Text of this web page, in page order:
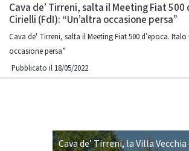
Cava de’ Tirreni, salta il Meeting Fiat 500
Cirielli (FdI): “Un’altra occasione persa”
Cava de' Tirreni, salta il Meeting Fiat 500 d’epoca. Italo
occasione persa”
Pubblicato il 18/05/2022
Cava de’ Tirreni, la Villa